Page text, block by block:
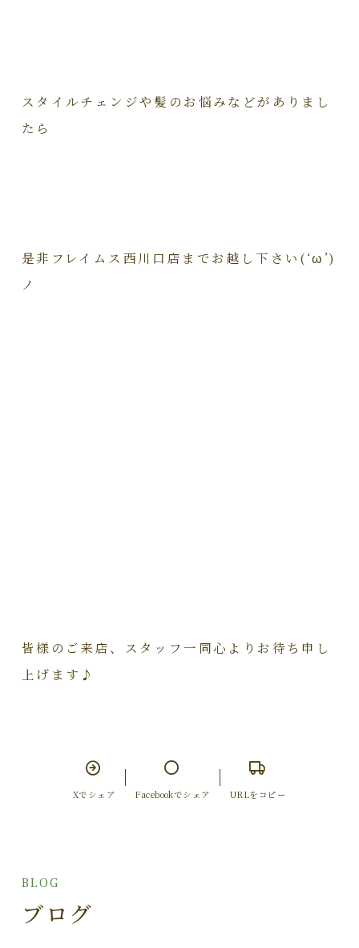
スタイルチェンジや髪のお悩みなどがありまし
たら
是非フレイムス西川口店までお越し下さい(‘ω’)
ノ
皆様のご来店、スタッフ一同心よりお待ち申し
上げます♪
Xでシェア Facebookでシェア URLをコピー
BLOG
ブログ